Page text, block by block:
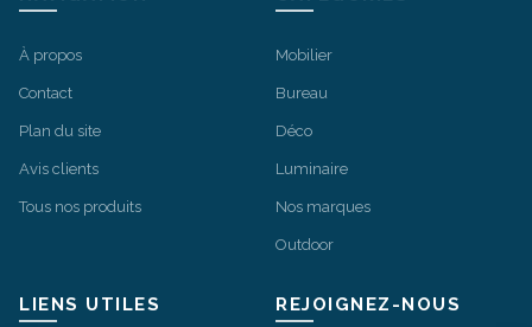
À propos
Contact
Plan du site
Avis clients
Tous nos produits
Mobilier
Bureau
Déco
Luminaire
Nos marques
Outdoor
LIENS UTILES REJOIGNEZ-NOUS